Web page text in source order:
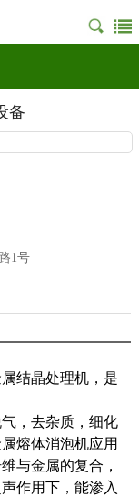
备
1号
结晶处理机，是
，去杂质，细化
熔体消泡机应用
与金属的复合，
作用下，能渗入